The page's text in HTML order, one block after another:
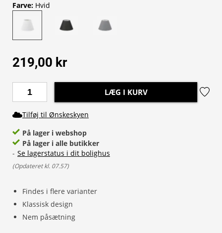
Findes i flere varianter
Klassisk design
Nem påsætning
Farve: Hvid
219,00 kr
LÆG I KURV
Tilføj til Ønskeskyen
På lager i webshop
På lager i alle butikker
- Se lagerstatus i dit bolighus
(Opdateret kl. 07.57)